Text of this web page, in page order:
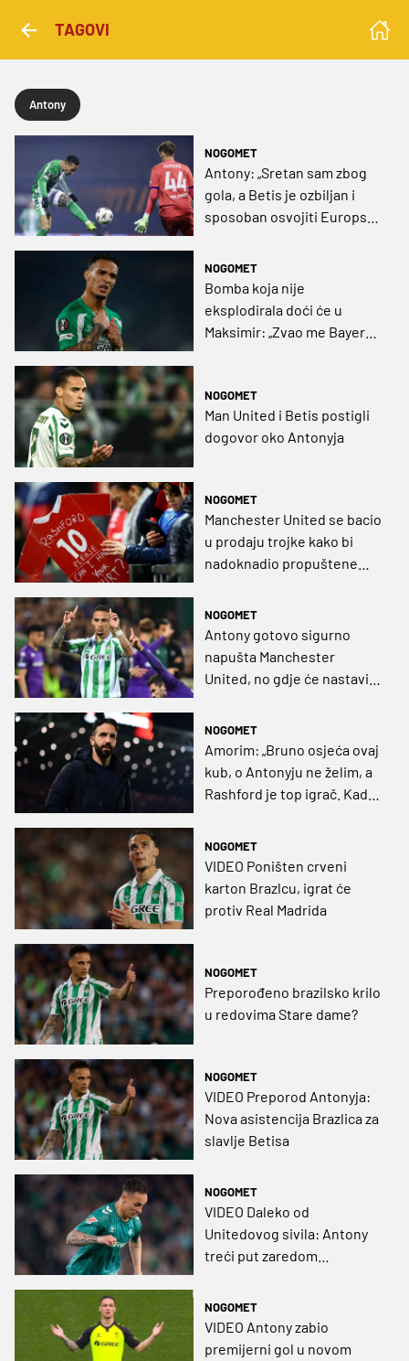
TAGOVI
Antony
NOGOMET
Antony: „Sretan sam zbog
gola, a Betis je ozbiljan i
sposoban osvojiti Europsku
NOGOMET
Bomba koja nije
eksplodirala doći će u
Maksimir: „Zvao me Bayern,
NOGOMET
Man United i Betis postigli
dogovor oko Antonyja
NOGOMET
Manchester United se bacio
u prodaju trojke kako bi
nadoknadio propuštene
NOGOMET
Antony gotovo sigurno
napušta Manchester
United, no gdje će nastaviti
ali postoji caka
NOGOMET
Amorim: „Bruno osjeća ovaj
kub, o Antonyju ne želim, a
Rashford je top igrač. Kad
NOGOMET
VIDEO Poništen crveni
karton Brazlcu, igrat će
protiv Real Madrida
NOGOMET
Preporođeno brazilsko krilo
u redovima Stare dame?
NOGOMET
VIDEO Preporod Antonyja:
Nova asistencija Brazlica za
slavlje Betisa
NOGOMET
VIDEO Daleko od
Unitedovog sivila: Antony
treći put zaredom
utakmice u La Ligi
NOGOMET
VIDEO Antony zabio
premijerni gol u novom